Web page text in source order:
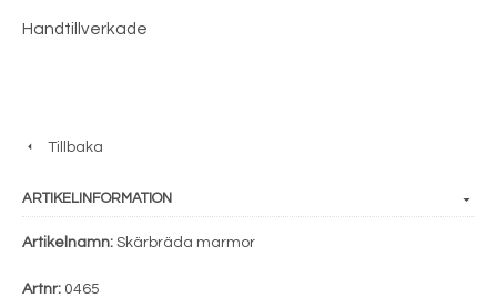
Handtillverkade
Tillbaka
ARTIKELINFORMATION
Artikelnamn: Skärbräda marmor
Artnr: 0465